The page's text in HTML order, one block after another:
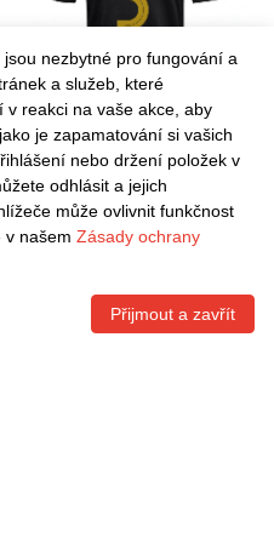
Danxen Dámské Leonardo
Gil #5 Černá Bílá Daleko
Hráčské Dresy 2025/26 Dres
Kč1.539,60
nezbytné pro fungování a
a služeb, které
v reakci na vaše akce, aby
je zapamatování si vašich
nebo držení položek v
odhlásit a jejich
může ovlivnit funkčnost
v našem Zásady ochrany
Přijmout a zavřít